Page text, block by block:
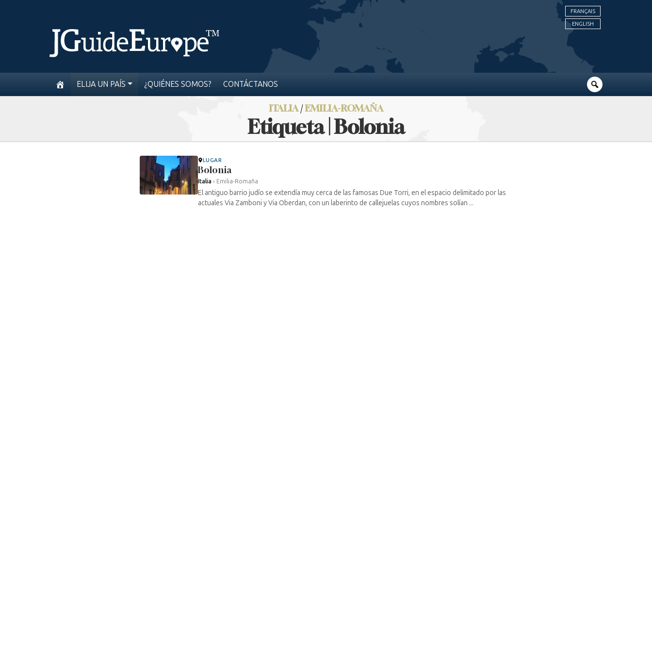
FRANÇAIS
ENGLISH
ELIJA UN PAÍS ¿QUIÉNES SOMOS? CONTÁCTANOS
ITALIA/EMILIA-ROMAÑA
Etiqueta | Bolonia
LUGAR
Bolonia
Italia › Emilia-Romaña
El antiguo barrio judío se extendía muy cerca de las famosas Due Torri, en el espacio delimitado por las
actuales Via Zamboni y Via Oberdan, con un laberinto de callejuelas cuyos nombres solían ...